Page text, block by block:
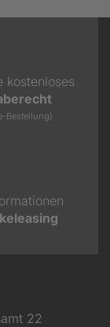
kostenloses
Bestellung)
22